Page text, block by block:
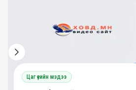
Цаг үеийн мэдээ